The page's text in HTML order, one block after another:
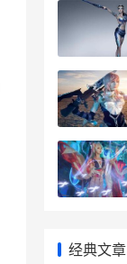
经典文章